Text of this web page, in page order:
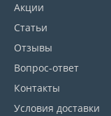
Акции
Статьи
Отзывы
Вопрос-ответ
Контакты
Условия доставки